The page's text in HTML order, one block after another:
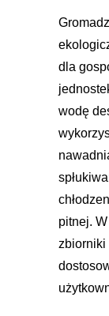
dla
wodę
pitnej.
zbiorniki